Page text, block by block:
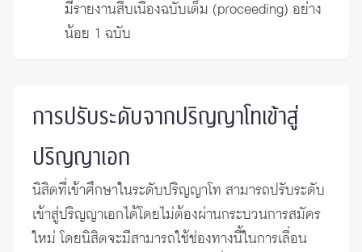
มีรายงานสืบเนื่องฉบับเต็ม (proceeding) อย่าง
น้อย 1 ฉบับ
การปรับระดับจากปริญญาโทเข้าสู่
ปริญญาเอก
นิสิตที่เข้าศึกษาในระดับปริญญาโท สามารถปรับระดับ
เข้าสู่ปริญญาเอกได้โดยไม่ต้องผ่านกระบวนการสมัคร
ใหม่ โดยนิสิตจะมีสามารถใช้ช่องทางนี้ในการเลื่อน